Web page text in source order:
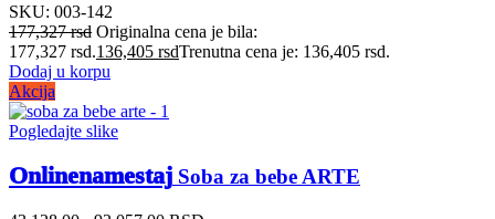
SKU: 003-142
177,327rsd Originalna cena je bila:
177,327 rsd.136,405 rsdTrenutna cena je: 136,405 rsd.
Dodaj u korpu
Akcija
Pogledajte slike
Onlinenamestaj Soba za bebe ARTE